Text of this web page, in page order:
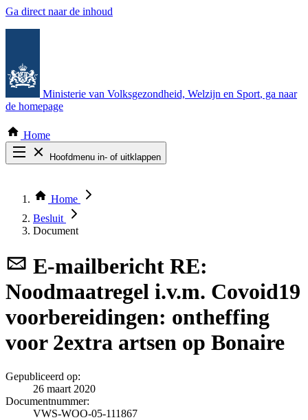
Ga direct naar de inhoud
Ministerie van Volksgezondheid, Welzijn en Sport, ga naar
de homepage
Home
Hoofdmenu in- of uitklappen
Thema COVID-19
Bekijk per bestuursorgaan
Home
Besluit
Document
E-mailbericht RE:
Noodmaatregel i.v.m. Covoid19
voorbereidingen: ontheffing
voor 2extra artsen op Bonaire
Gepubliceerd op:
26 maart 2020
Documentnummer:
VWS-WOO-05-111867